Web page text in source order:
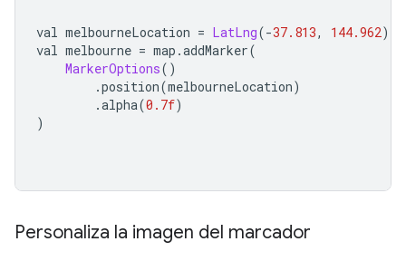
val melbourneLocation = LatLng(-37.813, 144.962)
val melbourne = map .addMarker(
MarkerOptions()
.position(melbourneLocation)
.alpha(0.7f)
)
Personaliza la imagen del marcador